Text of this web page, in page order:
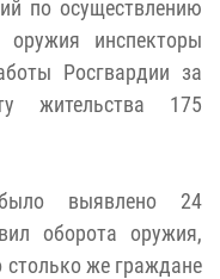
по осуществлению
инспекторы
Росгвардии за
жительства 175
выявлено 24
оборота оружия,
же граждане